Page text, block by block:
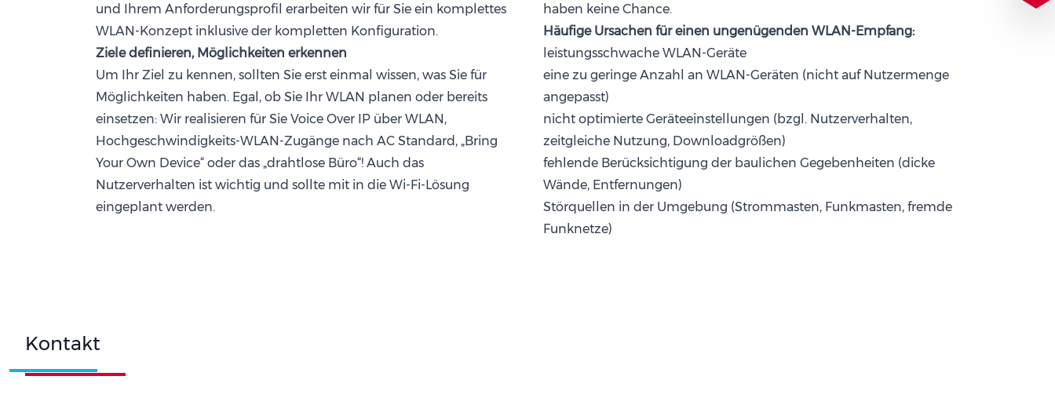
und Ihrem Anforderungsprofil erarbeiten wir für Sie ein komplettes
WLAN-Konzept inklusive der kompletten Konfiguration.
Ziele definieren, Möglichkeiten erkennen
Um Ihr Ziel zu kennen, sollten Sie erst einmal wissen, was Sie für
Möglichkeiten haben. Egal, ob Sie Ihr WLAN planen oder bereits
einsetzen: Wir realisieren für Sie Voice Over IP über WLAN,
Hochgeschwindigkeits-WLAN-Zugänge nach AC Standard, „Bring
Your Own Device“ oder das „drahtlose Büro“! Auch das
Nutzerverhalten ist wichtig und sollte mit in die Wi-Fi-Lösung
eingeplant werden.
haben keine Chance.
Häufige Ursachen für einen ungenügenden WLAN-Empfang:
leistungsschwache WLAN-Geräte
eine zu geringe Anzahl an WLAN-Geräten (nicht auf Nutzermenge
angepasst)
nicht optimierte Geräteeinstellungen (bzgl. Nutzerverhalten,
zeitgleiche Nutzung, Downloadgrößen)
fehlende Berücksichtigung der baulichen Gegebenheiten (dicke
Wände, Entfernungen)
Störquellen in der Umgebung (Strommasten, Funkmasten, fremde
Funknetze)
Kontakt